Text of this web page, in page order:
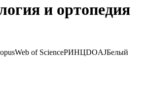
и ортопедия
Web of ScienceРИНЦDOAJБелый